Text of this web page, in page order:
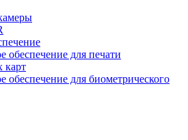
обеспечение для печати
карт
обеспечение для биометрического